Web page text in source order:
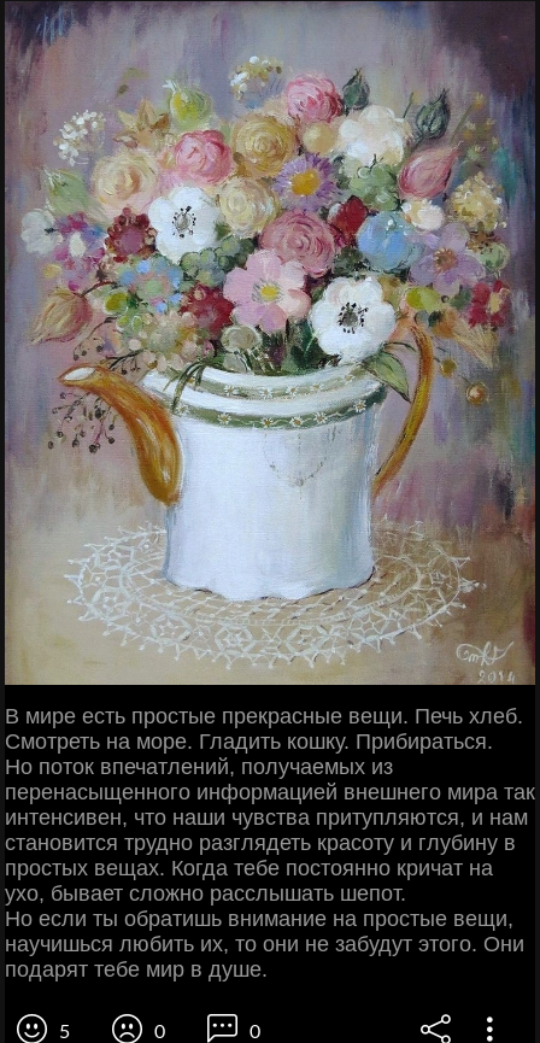
В мире есть простые прекрасные вещи. Печь хлеб.
Смотреть на море. Гладить кошку. Прибираться.
Но поток впечатлений, получаемых из
перенасыщенного информацией внешнего мира так
интенсивен, что наши чувства притупляются, и нам
становится трудно разглядеть красоту и глубину в
простых вещах. Когда тебе постоянно кричат на
ухо, бывает сложно расслышать шепот.
Но если ты обратишь внимание на простые вещи,
научишься любить их, то они не забудут этого. Они
подарят тебе мир в душе.
5 0 0